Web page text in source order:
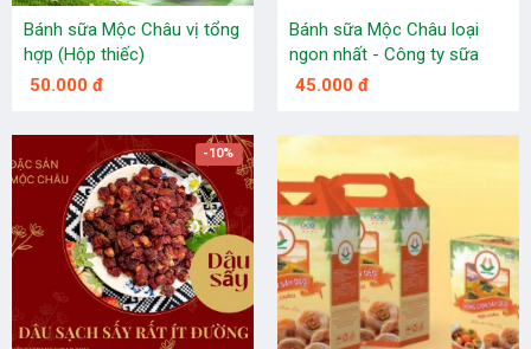
Bánh sữa Mộc Châu vị tổng
hợp (Hộp thiếc)
50.000 đ
Bánh sữa Mộc Châu loại
ngon nhất - Công ty sữa
Mộc Châu
45.000 đ
-10%